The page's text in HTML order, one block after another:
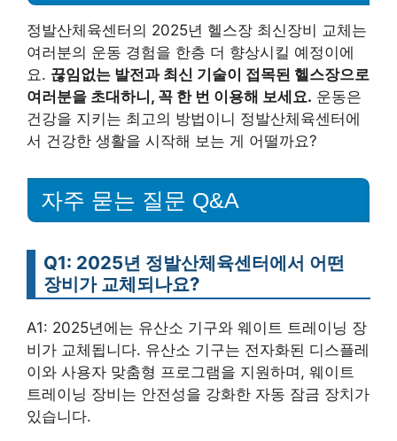
정발산체육센터의 2025년 헬스장 최신장비 교체는
여러분의 운동 경험을 한층 더 향상시킬 예정이에
요. 끊임없는 발전과 최신 기술이 접목된 헬스장으로
여러분을 초대하니, 꼭 한 번 이용해 보세요. 운동은
건강을 지키는 최고의 방법이니 정발산체육센터에
서 건강한 생활을 시작해 보는 게 어떨까요?
자주 묻는 질문 Q&A
Q1: 2025년 정발산체육센터에서 어떤
장비가 교체되나요?
A1: 2025년에는 유산소 기구와 웨이트 트레이닝 장
비가 교체됩니다. 유산소 기구는 전자화된 디스플레
이와 사용자 맞춤형 프로그램을 지원하며, 웨이트
트레이닝 장비는 안전성을 강화한 자동 잠금 장치가
있습니다.